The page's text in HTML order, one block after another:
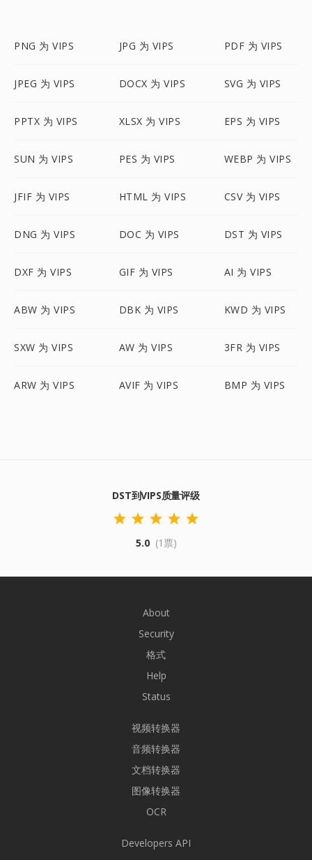
PNG 为 VIPS JPG 为 VIPS PDF 为 VIPS
JPEG 为 VIPS DOCX 为 VIPS SVG 为 VIPS
PPTX 为 VIPS XLSX 为 VIPS EPS 为 VIPS
SUN 为 VIPS PES 为 VIPS WEBP 为 VIPS
JFIF 为 VIPS HTML 为 VIPS CSV 为 VIPS
DNG 为 VIPS DOC 为 VIPS DST 为 VIPS
DXF 为 VIPS GIF 为 VIPS AI 为 VIPS
ABW 为 VIPS DBK 为 VIPS KWD 为 VIPS
SXW 为 VIPS AW 为 VIPS 3FR 为 VIPS
ARW 为 VIPS AVIF 为 VIPS BMP 为 VIPS
DST到VIPS质量评级
5.0 (1票)
About
Security
格式
Help
Status
视频转换器
音频转换器
文档转换器
图像转换器
OCR
Developers API